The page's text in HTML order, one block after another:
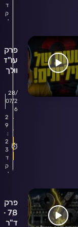
שלא
ד
ק
'
עו"ד
וולך -
דירה
לכם
ביוקר
ואיך
מהן
28/
07/2
6
2
9
:
2
3
ד
ק
'
פרק
78 -
ד"ר